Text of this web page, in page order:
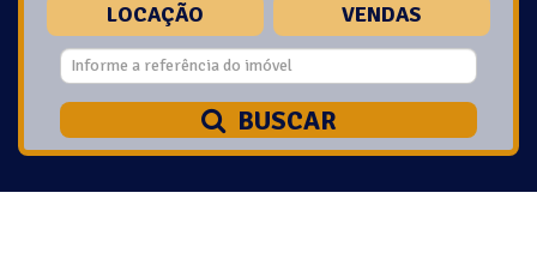
LOCAÇÃO VENDAS
BUSCAR